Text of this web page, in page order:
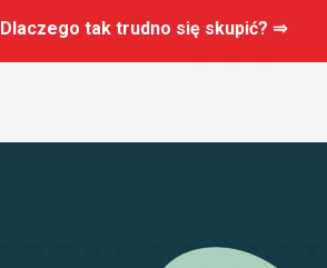
Dlaczego tak trudno się skupić? ⇒